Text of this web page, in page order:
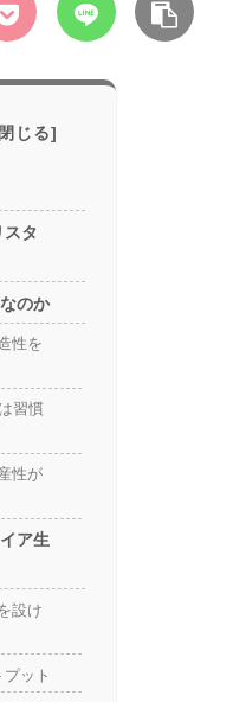
タ
のか
性を
習慣
性が
ア生
設け
ット